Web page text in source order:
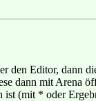
Editor, dann
dann mit Arena
(mit * oder